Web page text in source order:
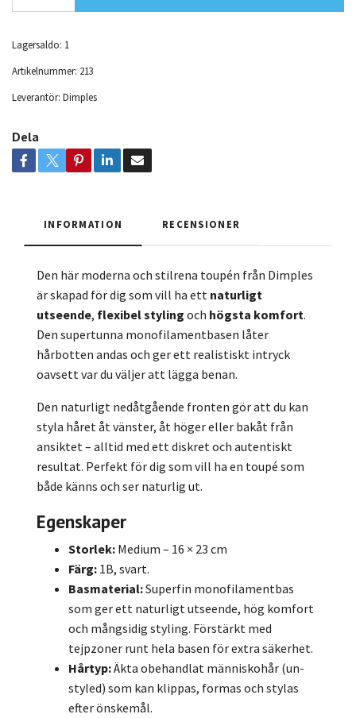
Lagersaldo: 1
Artikelnummer: 213
Leverantör: Dimples
Dela
INFORMATION RECENSIONER
Den här moderna och stilrena toupén från Dimples
är skapad för dig som vill ha ett naturligt
utseende, flexibel styling och högsta komfort.
Den supertunna monofilamentbasen låter
hårbotten andas och ger ett realistiskt intryck
oavsett var du väljer att lägga benan.
Den naturligt nedåtgående fronten gör att du kan
styla håret åt vänster, åt höger eller bakåt från
ansiktet – alltid med ett diskret och autentiskt
resultat. Perfekt för dig som vill ha en toupé som
både känns och ser naturlig ut.
Egenskaper
Storlek: Medium – 16 × 23 cm
Färg: 1B, svart.
Basmaterial:Superfin monofilamentbas
som ger ett naturligt utseende, hög komfort
och mångsidig styling. Förstärkt med
tejpzoner runt hela basen för extra säkerhet.
Hårtyp:Äkta obehandlat människohår (un-
styled) som kan klippas, formas och stylas
efter önskemål.